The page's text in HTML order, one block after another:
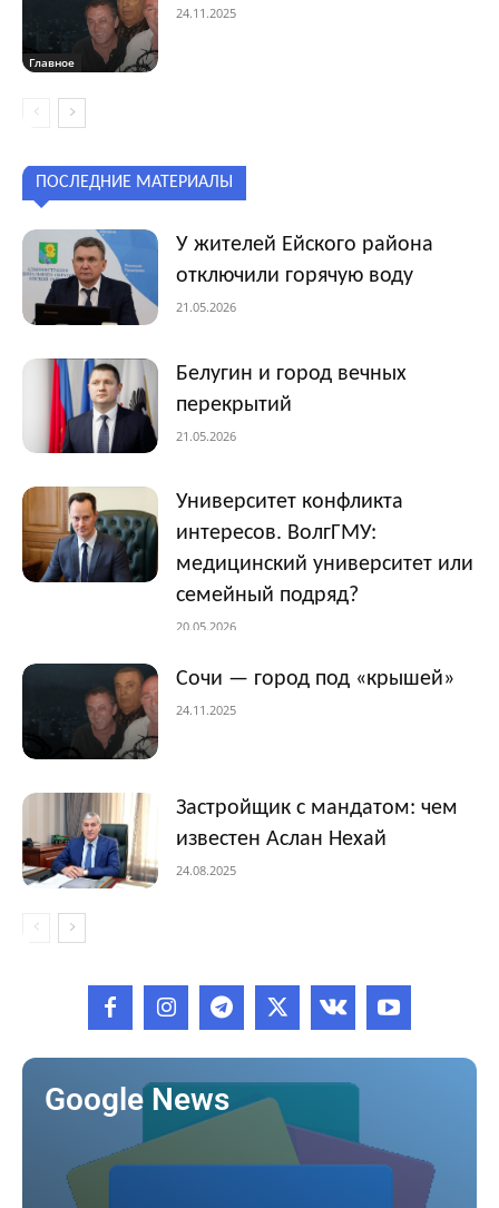
Главное
24.11.2025
ПОСЛЕДНИЕ МАТЕРИАЛЫ
У жителей Ейского района
отключили горячую воду
21.05.2026
Белугин и город вечных
перекрытий
21.05.2026
Университет конфликта
интересов. ВолгГМУ:
медицинский университет или
семейный подряд?
20.05.2026
Сочи — город под «крышей»
24.11.2025
Застройщик с мандатом: чем
известен Аслан Нехай
24.08.2025
Google News